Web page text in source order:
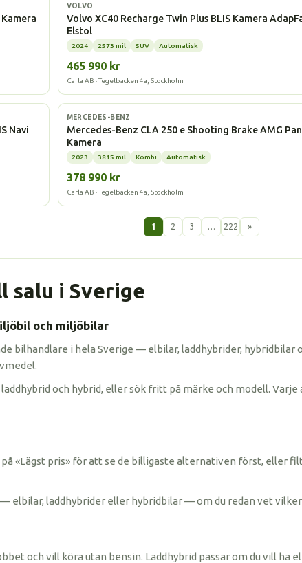
Elbil
VOLVO
Volvo XC40 Recharge Twin Plus BLIS Kamera
Elstol
2024 2573 mil SUV Automatisk
465 990 kr
Carla AB · Tegelbacken 4a, Stockholm
Navi
Laddhybrid
MERCEDES-BENZ
Mercedes-Benz CLA 250 e Shooting Brake AMG
Kamera
2023 3815 mil Kombi Automatisk
378 990 kr
Carla AB · Tegelbacken 4a, Stockholm
1 2 3 … 222 »
i Sverige
och miljöbilar
bilhandlare i hela Sverige — elbilar, laddhybrider, hybridbilar
och hybrid, eller sök fritt på märke och modell.
«Lägst pris» för att se de billigaste alternativen först, eller
elbilar, laddhybrider eller hybridbilar — om du redan vet
och vill köra utan bensin. Laddhybrid passar om du vill